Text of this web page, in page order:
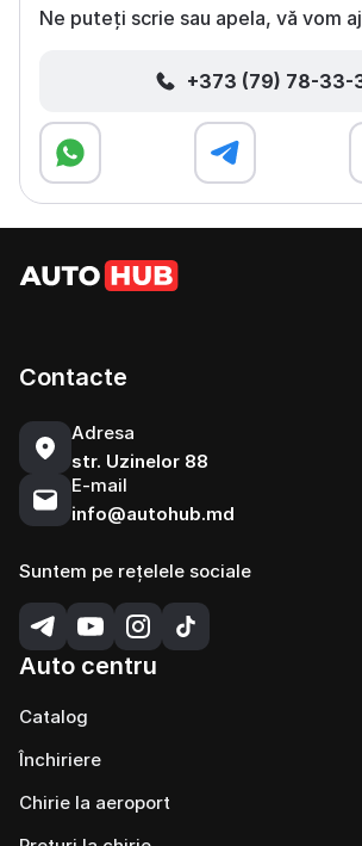
Ne puteți scrie sau apela, vă vom
+373 (79) 78-33-
Contacte
Adresa
str. Uzinelor 88
E-mail
info@autohub.md
Suntem pe rețelele sociale
Auto centru
Catalog
Închiriere
Chirie la aeroport